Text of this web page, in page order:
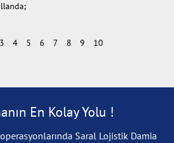
3 4 5 6 7 8 9 10
En Kolay Yolu !
Saral Lojistik Damia